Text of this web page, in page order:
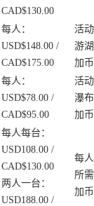
CAD$130.00
每人：
USD$148.00 /
CAD$175.00
活
游
加
每人：
USD$78.00 /
CAD$95.00
活
瀑
加
每人每台：
USD108.00 /
CAD$130.00
两人一台：
USD188.00 /
每
所
加